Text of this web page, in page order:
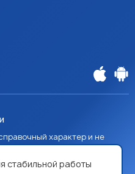
характер и не
явно не указано иное.
справочный
стабильной работы